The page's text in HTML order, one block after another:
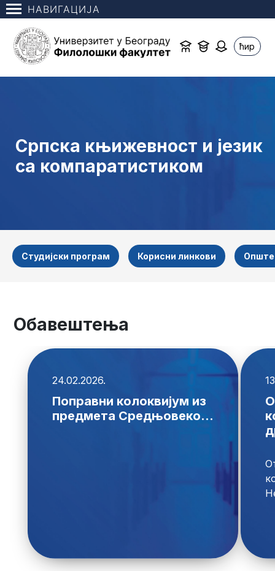
НАВИГАЦИЈА
ћир
Српска књижевност и језик
са компаратистиком
Студијски програм Корисни линкови Опште
Обавештења
24.02.2026.
Поправни колоквијум из
предмета Средњовеко...